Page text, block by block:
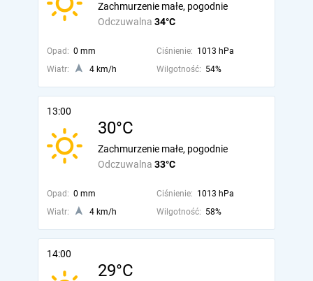
Odczuwalna 34°C
Zachmurzenie małe, pogodnie
Opad: 0 mm Ciśnienie: 1013 hPa
Wiatr:
4 km/h Wilgotność: 54%
13:00
30°C
Odczuwalna 33°C
Zachmurzenie małe, pogodnie
Opad: 0 mm Ciśnienie: 1013 hPa
Wiatr:
4 km/h Wilgotność: 58%
14:00
29°C